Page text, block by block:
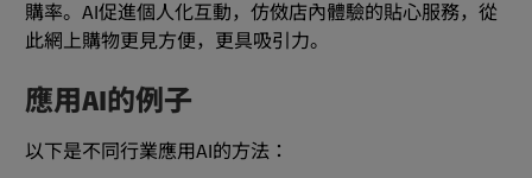
購率。AI促進個人化互動，仿傚店內體驗的貼心服務，從
此網上購物更見方便，更具吸引力。
應用AI的例子
以下是不同行業應用AI的方法：